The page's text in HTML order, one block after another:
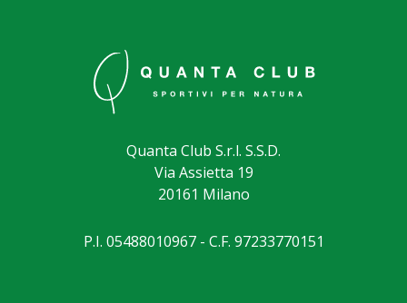
Quanta Club S.r.l. S.S.D.
Via Assietta 19
20161 Milano
P.I. 05488010967 - C.F. 97233770151